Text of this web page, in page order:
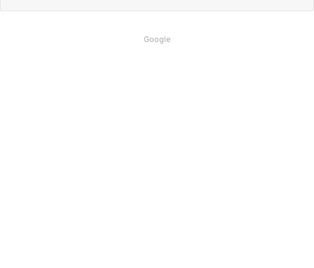
Google